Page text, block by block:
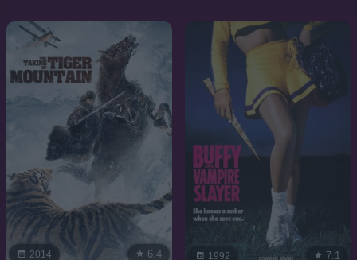
2014 6.4 1992 7.1